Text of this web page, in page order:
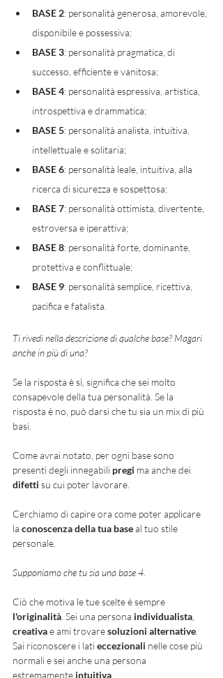
BASE 2: personalità generosa, amorevole,
disponibile e possessiva;
BASE 3: personalità pragmatica, di
successo, efficiente e vanitosa;
BASE 4: personalità espressiva, artistica,
introspettiva e drammatica;
BASE 5: personalità analista, intuitiva,
intellettuale e solitaria;
BASE 6: personalità leale, intuitiva, alla
ricerca di sicurezza e sospettosa;
BASE 7: personalità ottimista, divertente,
estroversa e iperattiva;
BASE 8: personalità forte, dominante,
protettiva e conflittuale;
BASE 9: personalità semplice, ricettiva,
pacifica e fatalista.
Ti rivedi nella descrizione di qualche base? Magari
anche in più di una?
Se la risposta è sì, significa che sei molto
consapevole della tua personalità. Se la
risposta è no, può darsi che tu sia un mix di più
basi.
Come avrai notato, per ogni base sono
presenti degli innegabili pregi ma anche dei
difetti su cui poter lavorare.
Cerchiamo di capire ora come poter applicare
la conoscenza della tua base al tuo stile
personale.
Supponiamo che tu sia una base 4.
Ciò che motiva le tue scelte è sempre
l'originalità . Sei una persona individualista
creativa e ami trovare soluzioni alternative
Sai riconoscere i lati eccezionali nelle cose più
normali e sei anche una persona
estremamente intuitiva